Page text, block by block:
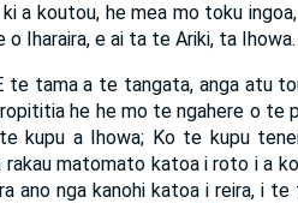
a koutou, he mea mo toku
Iharaira, e ai ta te Ariki, ta Ihowa.
te tama a te tangata, anga atu
he he mo te ngahere o te
kupu a Ihowa; Ko te kupu
rakau matomato katoa i roto i a
ano nga kanohi katoa i reira, i